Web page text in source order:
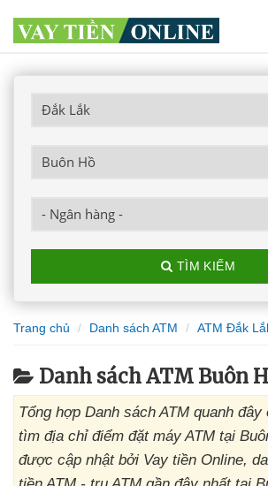
TÌM KIẾM
Trang chủ Danh sách ATM ATM Đắk
Danh sách ATM Buôn
Tổng hợp Danh sách ATM quanh
tìm địa chỉ điểm đặt máy ATM tại
được cập nhật bởi Vay tiền Online,